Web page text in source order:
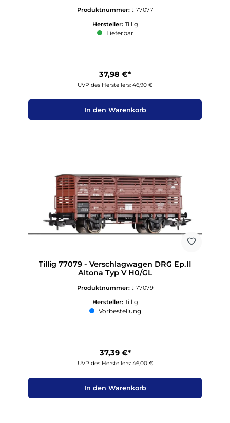
Produktnummer: tl77077
Hersteller: Tillig
Lieferbar
37,98 €*
UVP des Herstellers: 46,90 €
In den Warenkorb
Tillig 77079 - Verschlagwagen DRG Ep.II
Altona Typ V H0/GL
Produktnummer: tl77079
Hersteller: Tillig
Vorbestellung
37,39 €*
UVP des Herstellers: 46,00 €
In den Warenkorb